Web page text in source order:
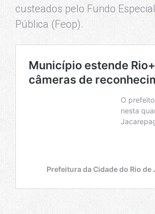
custeados pelo Fundo
Pública (Feop).